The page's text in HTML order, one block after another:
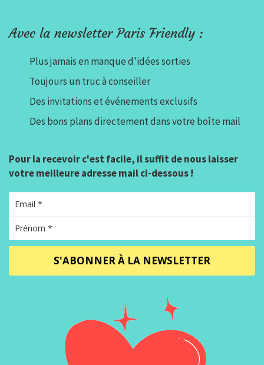
Avec la newsletter Paris Friendly :
Plus jamais en manque d'idées sorties
Toujours un truc à conseiller
Des invitations et événements exclusifs
Des bons plans directement dans votre boîte mail
Pour la recevoir c'est facile, il suffit de nous laisser
votre meilleure adresse mail ci-dessous !
S'ABONNER À LA NEWSLETTER